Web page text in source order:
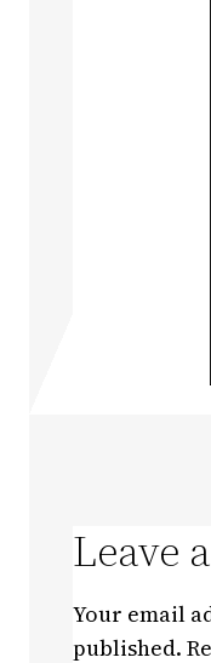
Leave
Your email
published.